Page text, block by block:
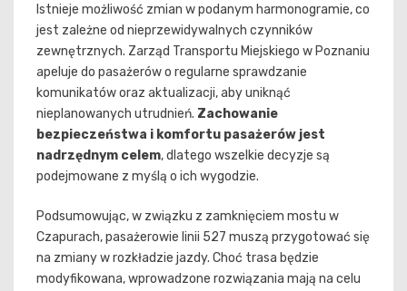
Istnieje możliwość zmian w podanym harmonogramie, co
jest zależne od nieprzewidywalnych czynników
zewnętrznych. Zarząd Transportu Miejskiego w Poznaniu
apeluje do pasażerów o regularne sprawdzanie
komunikatów oraz aktualizacji, aby uniknąć
nieplanowanych utrudnień. Zachowanie
bezpieczeństwa i komfortu pasażerów jest
nadrzędnym celem, dlatego wszelkie decyzje są
podejmowane z myślą o ich wygodzie.
Podsumowując, w związku z zamknięciem mostu w
Czapurach, pasażerowie linii 527 muszą przygotować się
na zmiany w rozkładzie jazdy. Choć trasa będzie
modyfikowana, wprowadzone rozwiązania mają na celu